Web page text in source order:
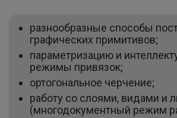
разнообразные способы
графических примитивов;
параметризацию и
режимы привязок;
ортогональное черчение;
работу со слоями, видами и
(многодокументный режим